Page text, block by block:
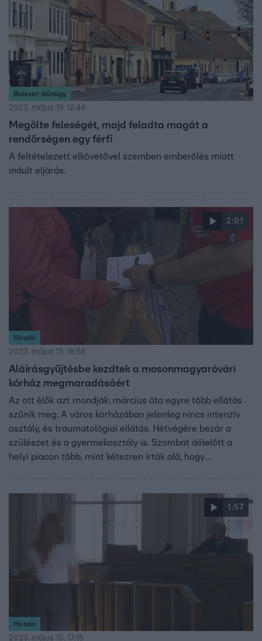
Baleset-bűnügy
2023. május 19. 12:44
Megölte feleségét, majd feladta magát a
rendőrségen egy férfi
A feltételezett elkövetővel szemben emberölés miatt
indult eljárás.
2:01
Híradó
2023. május 13. 16:58
Aláírásgyűjtésbe kezdtek a mosonmagyaróvári
kórház megmaradásáért
Az ott élők azt mondják: március óta egyre több ellátás
szűnik meg. A város kórházában jelenleg nincs intenzív
osztály, és traumatológiai ellátás. Hétvégére bezár a
szülészet és a gyermekosztály is. Szombat délelőtt a
helyi piacon több, mint kétezren írták alá, hogy
1:57
Híradó
2023. május 10. 17:15